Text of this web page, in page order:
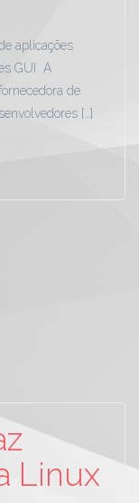
aplicações
GUI A
de
[…]
Linux